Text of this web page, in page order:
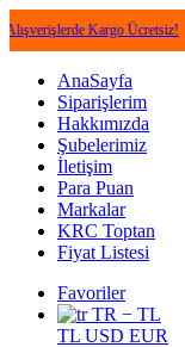
Kargo Ücretsiz! •
AnaSayfa
Siparişlerim
Hakkımızda
Şubelerimiz
İletişim
Para Puan
Markalar
KRC Toptan
Fiyat Listesi
Favoriler
TR − TL
TL USD EUR